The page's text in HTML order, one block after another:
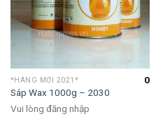
*HÀNG MỚI 2021*
Sáp Wax 1000g – 2030
0
Vui lòng đăng nhập